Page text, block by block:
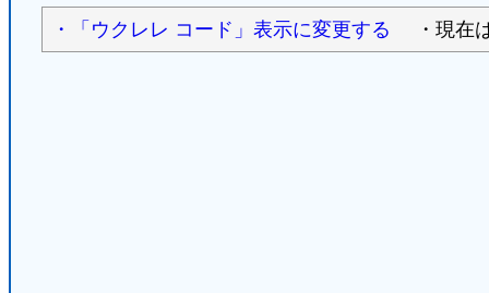
・「ウクレレ コード」表示に変更する ・現在